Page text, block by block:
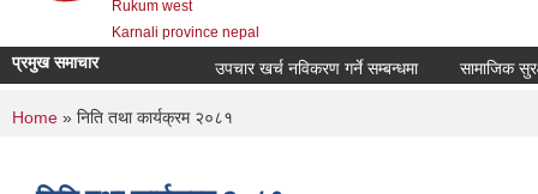
Rukum west
Karnali province nepal
प्रमुख समाचार उपचार खर्च नविकरण गर्ने सम्बन्धमा
You are here
Home » निति तथा कार्यक्रम २०८१